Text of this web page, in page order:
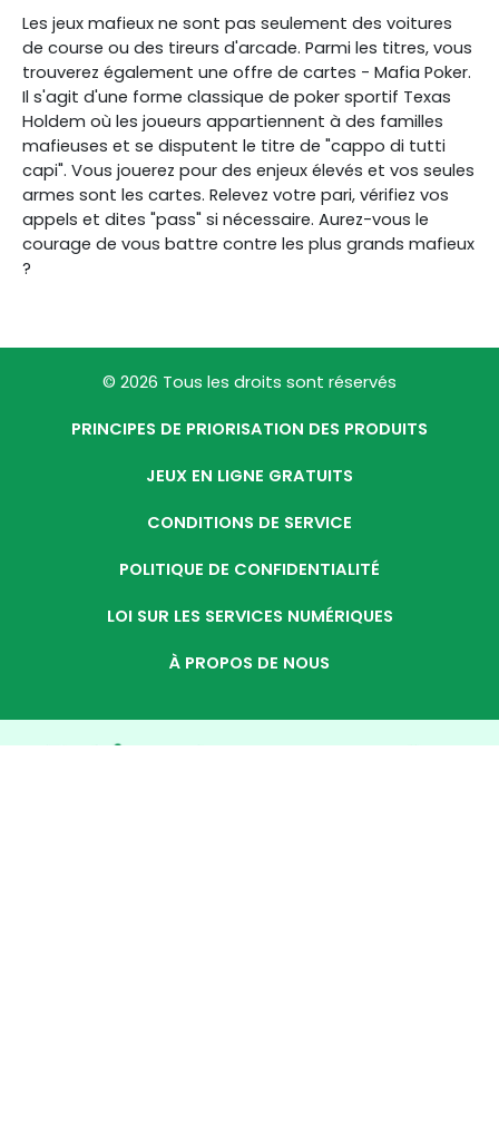
Les jeux mafieux ne sont pas seulement des voitures
de course ou des tireurs d'arcade. Parmi les titres, vous
trouverez également une offre de cartes - Mafia Poker.
Il s'agit d'une forme classique de poker sportif Texas
Holdem où les joueurs appartiennent à des familles
mafieuses et se disputent le titre de "cappo di tutti
capi". Vous jouerez pour des enjeux élevés et vos seules
armes sont les cartes. Relevez votre pari, vérifiez vos
appels et dites "pass" si nécessaire. Aurez-vous le
courage de vous battre contre les plus grands mafieux
?
© 2026 Tous les droits sont réservés
PRINCIPES DE PRIORISATION DES PRODUITS
JEUX EN LIGNE GRATUITS
CONDITIONS DE SERVICE
POLITIQUE DE CONFIDENTIALITÉ
LOI SUR LES SERVICES NUMÉRIQUES
À PROPOS DE NOUS